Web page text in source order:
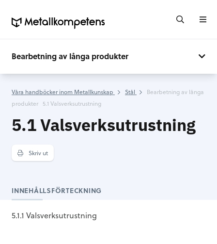
Bearbetning av långa produkter
Våra handböcker inom Metallkunskap Stål
Bearbetning av långa
produkter 5.1 Valsverksutrustning
5.1 Valsverksutrustning
Skriv ut
INNEHÅLLSFÖRTECKNING
5.1.1 Valsverksutrustning